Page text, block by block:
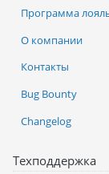
Программа
О компании
Контакты
Bug Bounty
Changelog
Техподдержка